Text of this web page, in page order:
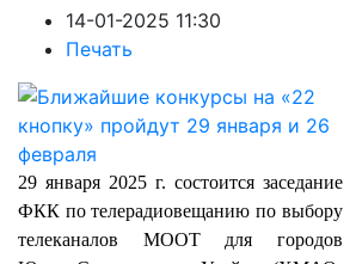
14-01-2025 11:30
Печать
29 января 2025 г. состоится заседание
ФКК по телерадиовещанию по выбору
телеканалов МООТ для городов